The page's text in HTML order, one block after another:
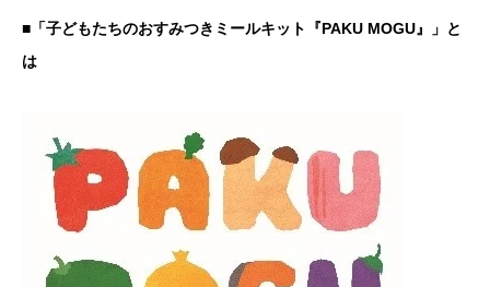
■「子どもたちのおすみつきミールキット『PAKU MOGU』」と
は